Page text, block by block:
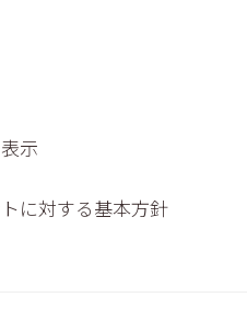
示
に対する基本方針